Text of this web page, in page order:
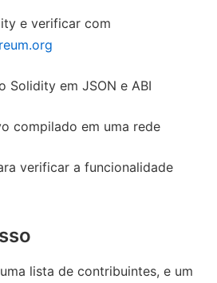
e verificar com
Solidity em JSON e ABI
compilado em uma rede
verificar a funcionalidade
lista de contribuintes, e um